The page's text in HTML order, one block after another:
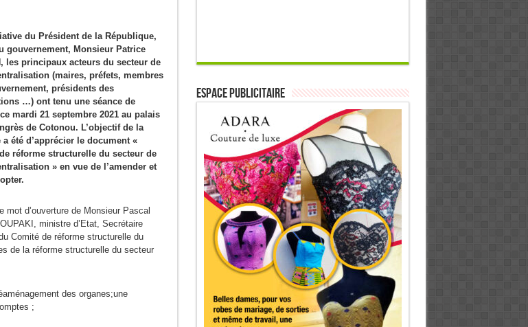
du Président de la République,
gouvernement, Monsieur Patrice
les principaux acteurs du secteur de
(maires, préfets, membres
présidents des
…) ont tenu une séance de
mardi 21 septembre 2021 au palais
de Cotonou. L’objectif de la
a été d’apprécier le document «
réforme structurelle du secteur de
» en vue de l’amender et
mot d’ouverture de Monsieur Pascal
ministre d’Etat, Secrétaire
Comité de réforme structurelle du
de la réforme structurelle du secteur
des organes;une
;
ESPACE PUBLICITAIRE